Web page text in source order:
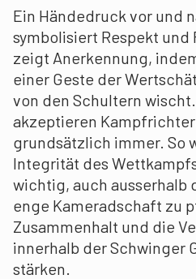
Ein Händedruck vor und
symbolisiert Respekt und
zeigt Anerkennung,
einer Geste der
von den Schultern
akzeptieren
grundsätzlich immer. So
Integrität des
wichtig, auch ausserhalb
enge Kameradschaft zu
Zusammenhalt und die
innerhalb der Schwinger
stärken.